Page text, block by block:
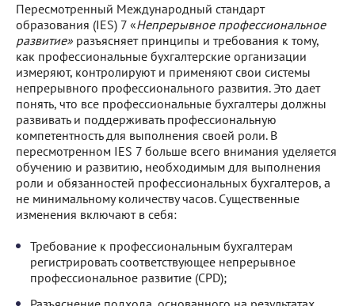
Пересмотренный Международный стандарт
образования (IES) 7 «Непрерывное профессиональное
развитие» разъясняет принципы и требования к тому,
как профессиональные бухгалтерские организации
измеряют, контролируют и применяют свои системы
непрерывного профессионального развития. Это дает
понять, что все профессиональные бухгалтеры должны
развивать и поддерживать профессиональную
компетентность для выполнения своей роли. В
пересмотренном IES 7 больше всего внимания уделяется
обучению и развитию, необходимым для выполнения
роли и обязанностей профессиональных бухгалтеров, а
не минимальному количеству часов. Существенные
изменения включают в себя:
Требование к профессиональным бухгалтерам
регистрировать соответствующее непрерывное
профессиональное развитие (CPD);